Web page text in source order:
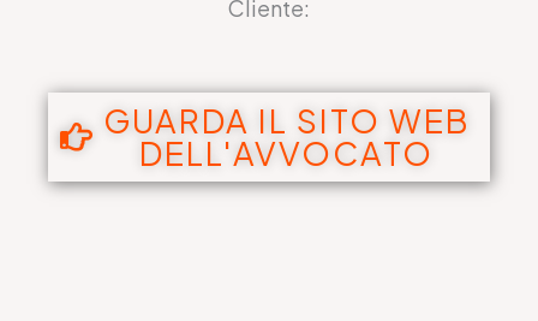
Cliente:
GUARDA IL SITO WEB
DELL'AVVOCATO